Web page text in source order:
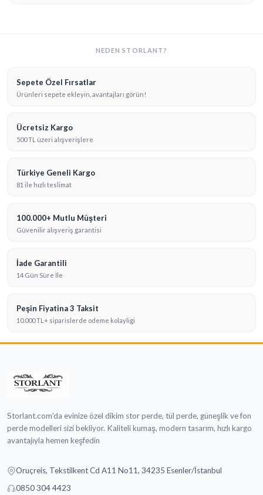
NEDEN STORLANT?
Sepete Özel Fırsatlar
Ürünleri sepete ekleyin, avantajları görün!
Ücretsiz Kargo
500 TL üzeri alışverişlere
Türkiye Geneli Kargo
81 ile hızlı teslimat
100.000+ Mutlu Müşteri
Güvenilir alışveriş garantisi
İade Garantili
14 Gün Süre İle
Peşin Fiyatina 3 Taksit
10.000 TL+ siparislerde odeme kolayligi
Storlant.com’da evinize özel dikim stor perde, tül perde, güneşlik ve fon
perde modelleri sizi bekliyor. Kaliteli kumaş, modern tasarım, hızlı kargo
avantajıyla hemen keşfedin
Oruçreis, Tekstilkent Cd A11 No11, 34235 Esenler/İstanbul
0850 304 4423